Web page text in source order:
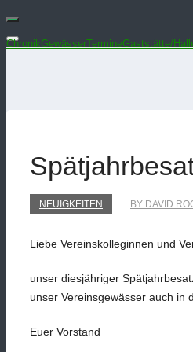
ChronikGewässerTermineGaststätte/
NEUIGKEITEN BY DAVID
Liebe Vereinskolleginnen und
unser diesjähriger
unser Vereinsgewässer auch in
Euer Vorstand